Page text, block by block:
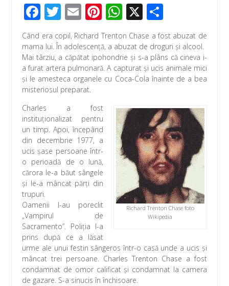
F
e
b
o
o
k
T
wi
tt
er
E
m
ail
Pi
nt
er
e
st
W
h
at
s
A
p
X
ar
ta
je
az
Când era copil, Richard Trenton Chase a fost abuzat de
mama lui. În adolescenţă, a abuzat de droguri și alcool.
Mai târziu, a căpătat ipohondrie și s-a plâns că cineva i-
a furat artera pulmonară. A capturat și ucis animale mici
şi le amesteca organele cu Coca-Cola înainte de a bea
misteriosul preparat.
Richard Trenton Chase foto
Wikipedia
Charles a fost
instituționalizat pentru
un timp. Apoi, începând
din decembrie 1977, a
ucis șase persoane într-
o perioadă de o lună,
cărora le-a băut sângele
și le-a mâncat părţi din
trupuri.
Oamenii l-au poreclit
„Vampirul de
Sacramento”. Poliţia l-a
prins după ce a lăsat
urme ale unui festin sângeros într-o casă unde a ucis și
mâncat trei persoane. Charles Trenton Chase a fost
condamnat de omor calificat și condamnat la camera
de gazare. S-a sinucis în închisoare.